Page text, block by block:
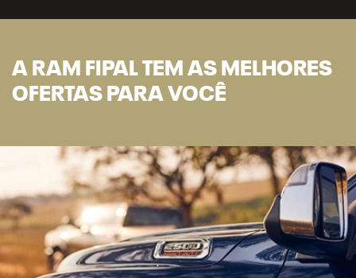
A RAM FIPAL TEM AS MELHORES
OFERTAS PARA VOCÊ